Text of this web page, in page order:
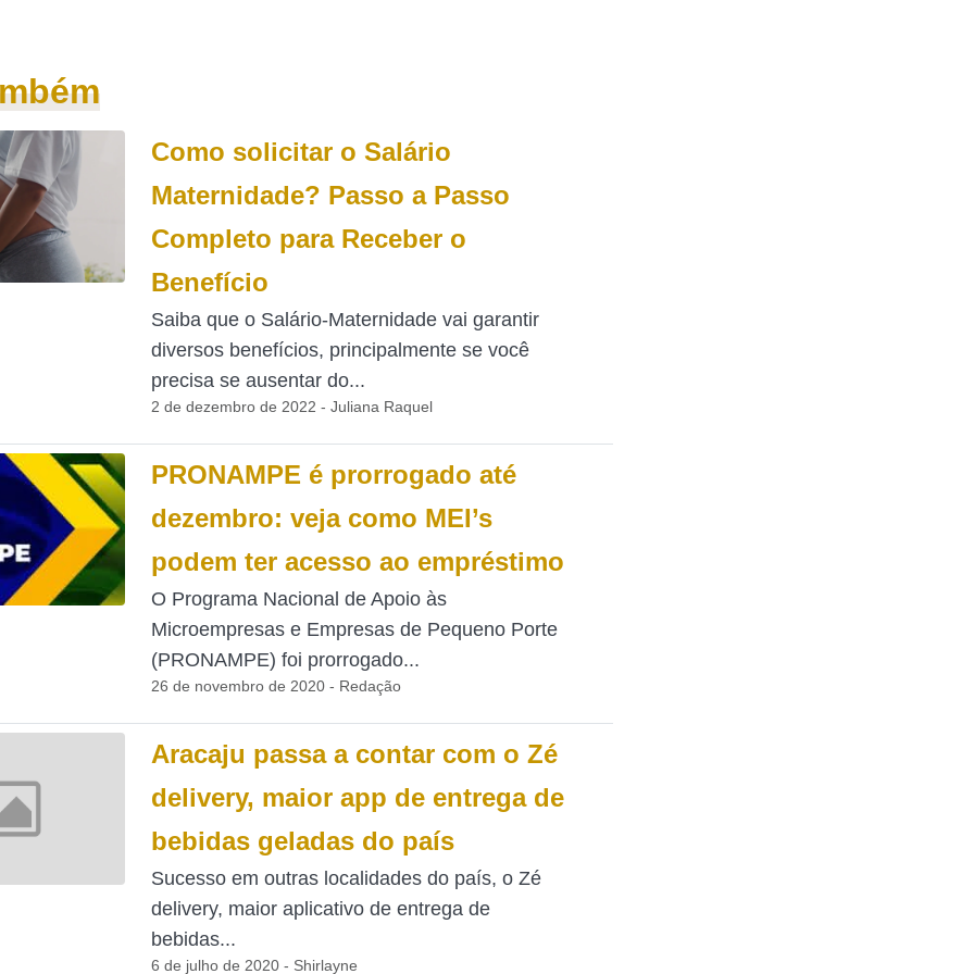
Como solicitar o Salário
Maternidade? Passo a Passo
Completo para Receber o
Benefício
Saiba que o Salário-Maternidade vai garantir
diversos benefícios, principalmente se você
precisa se ausentar do...
2 de dezembro de 2022 - Juliana Raquel
PRONAMPE é prorrogado até
dezembro: veja como MEI’s
podem ter acesso ao empréstimo
O Programa Nacional de Apoio às
Microempresas e Empresas de Pequeno Porte
(PRONAMPE) foi prorrogado...
26 de novembro de 2020 - Redação
Aracaju passa a contar com o Zé
delivery, maior app de entrega de
bebidas geladas do país
Sucesso em outras localidades do país, o Zé
delivery, maior aplicativo de entrega de
bebidas...
6 de julho de 2020 - Shirlayne